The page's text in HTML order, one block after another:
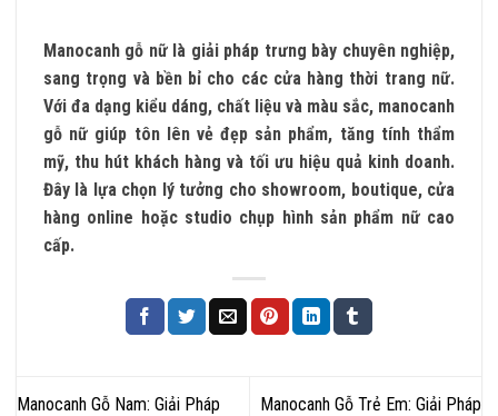
Manocanh gỗ nữ là giải pháp trưng bày chuyên nghiệp,
sang trọng và bền bỉ cho các cửa hàng thời trang nữ.
Với đa dạng kiểu dáng, chất liệu và màu sắc, manocanh
gỗ nữ giúp tôn lên vẻ đẹp sản phẩm, tăng tính thẩm
mỹ, thu hút khách hàng và tối ưu hiệu quả kinh doanh.
Đây là lựa chọn lý tưởng cho showroom, boutique, cửa
hàng online hoặc studio chụp hình sản phẩm nữ cao
cấp.
Manocanh Gỗ Nam: Giải Pháp
Manocanh Gỗ Trẻ Em: Giải Pháp